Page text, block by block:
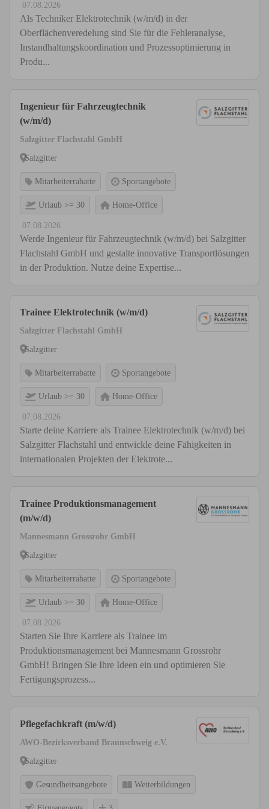
07.08.2026
Als Techniker Elektrotechnik (w/m/d) in der
Oberflächenveredelung sind Sie für die Fehleranalyse,
Instandhaltungskoordination und Prozessoptimierung in
Produ...
Ingenieur für Fahrzeugtechnik
(w/m/d)
Salzgitter Flachstahl GmbH
Salzgitter
Mitarbeiterrabatte Sportangebote
Urlaub >= 30 Home-Office
07.08.2026
Werde Ingenieur für Fahrzeugtechnik (w/m/d) bei Salzgitter
Flachstahl GmbH und gestalte innovative Transportlösungen
in der Produktion. Nutze deine Expertise...
Trainee Elektrotechnik (w/m/d)
Salzgitter Flachstahl GmbH
Salzgitter
Mitarbeiterrabatte Sportangebote
Urlaub >= 30 Home-Office
07.08.2026
Starte deine Karriere als Trainee Elektrotechnik (w/m/d) bei
Salzgitter Flachstahl und entwickle deine Fähigkeiten in
internationalen Projekten der Elektrote...
Trainee Produktionsmanagement
(m/w/d)
Mannesmann Grossrohr GmbH
Salzgitter
Mitarbeiterrabatte Sportangebote
Urlaub >= 30 Home-Office
07.08.2026
Starten Sie Ihre Karriere als Trainee im
Produktionsmanagement bei Mannesmann Grossrohr
GmbH! Bringen Sie Ihre Ideen ein und optimieren Sie
Fertigungsprozess...
Pflegefachkraft (m/w/d)
AWO-Bezirksverband Braunschweig e.V.
Salzgitter
Gesundheitsangebote Weiterbildungen